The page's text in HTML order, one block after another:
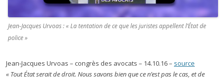
Jean-Jacques Urvoas : « La tentation de ce que les juristes appellent l’État de
police »
Jean-Jacques Urvoas – congrès des avocats – 14.10.16 – source
« Tout État serait de droit. Nous savons bien que ce n’est pas le cas, et de